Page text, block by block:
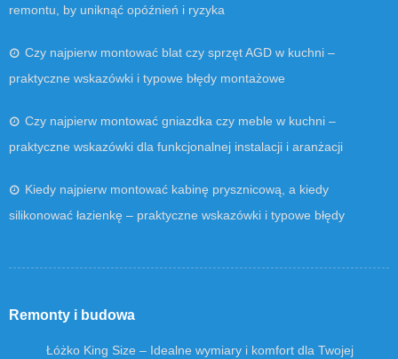
remontu, by uniknąć opóźnień i ryzyka
Czy najpierw montować blat czy sprzęt AGD w kuchni –
praktyczne wskazówki i typowe błędy montażowe
Czy najpierw montować gniazdka czy meble w kuchni –
praktyczne wskazówki dla funkcjonalnej instalacji i aranżacji
Kiedy najpierw montować kabinę prysznicową, a kiedy
silikonować łazienkę – praktyczne wskazówki i typowe błędy
Remonty i budowa
Łóżko King Size – Idealne wymiary i komfort dla Twojej